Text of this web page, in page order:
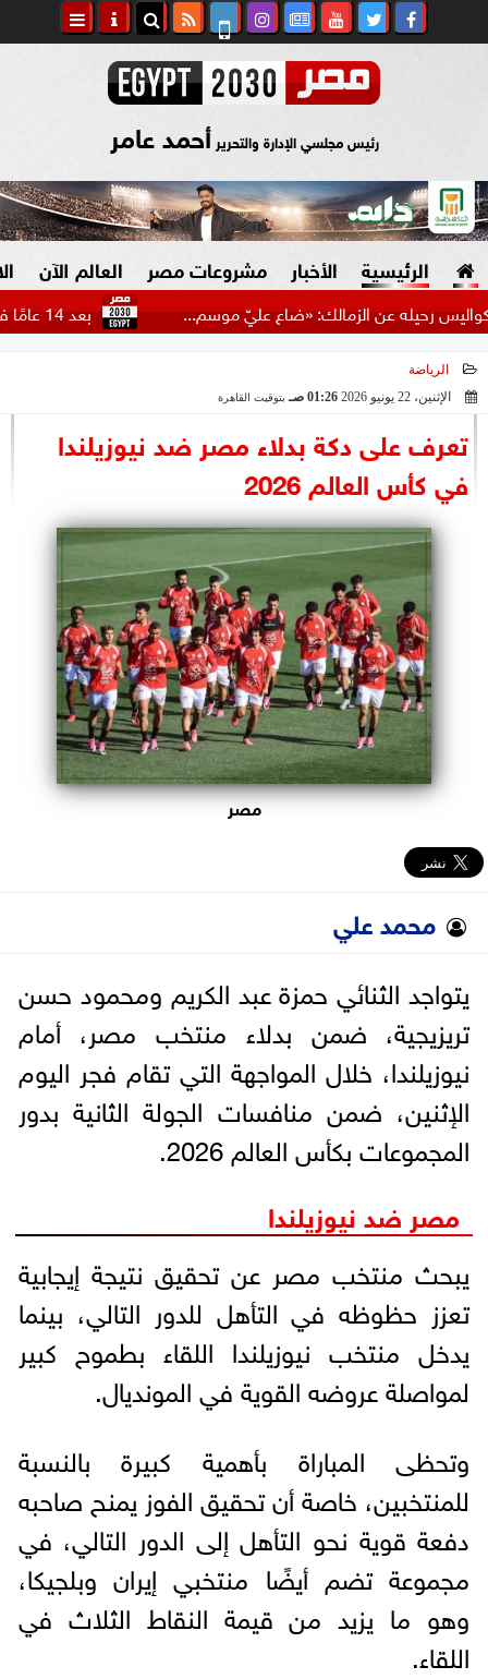
رئيس مجلسي الإدارة والتحرير أحمد عامر
الرئيسية الأخبار
السياسة
الرئاسة
البرلمان
الوزارات
الأحزاب
مشروعات مصر
صنع في مصر
العالم الآن
بعد 14 عامًا في الزمالك.. أنس وائل يهاجم النادي بعد... عن الزمالك: «ضاع عليّ موسم...
الرياضة
الإثنين، 22 يونيو 2026
01:26 صـ بتوقيت القاهرة
تعرف على دكة بدلاء مصر ضد نيوزيلندا
في كأس العالم 2026
مصر
محمد علي
يتواجد الثنائي حمزة عبد الكريم ومحمود حسن
تريزيجية، ضمن بدلاء منتخب مصر، أمام
نيوزيلندا، خلال المواجهة التي تقام فجر اليوم
الإثنين، ضمن منافسات الجولة الثانية بدور
المجموعات بكأس العالم 2026.
مصر ضد نيوزيلندا
يبحث منتخب مصر عن تحقيق نتيجة إيجابية
تعزز حظوظه في التأهل للدور التالي، بينما
يدخل منتخب نيوزيلندا اللقاء بطموح كبير
لمواصلة عروضه القوية في المونديال.
وتحظى المباراة بأهمية كبيرة بالنسبة
للمنتخبين، خاصة أن تحقيق الفوز يمنح صاحبه
دفعة قوية نحو التأهل إلى الدور التالي، في
مجموعة تضم أيضًا منتخبي إيران وبلجيكا،
وهو ما يزيد من قيمة النقاط الثلاث في
اللقاء.